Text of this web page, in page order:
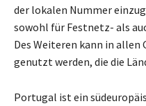
der lokalen Nummer
sowohl für Festnetz- als
Des Weiteren kann in allen
genutzt werden, die die
Portugal ist ein